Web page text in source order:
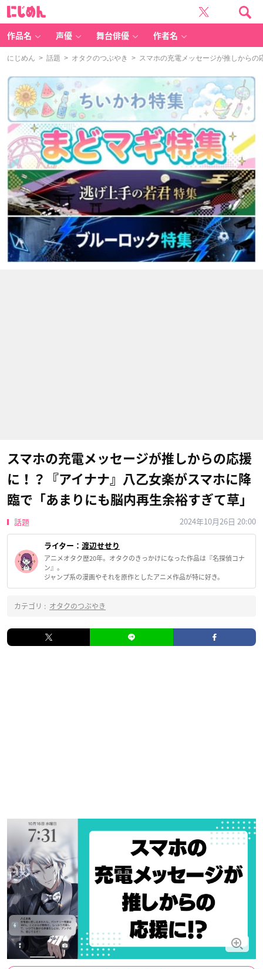
作品名 声優 舞台俳優 作者名
にじめん > 話題 > オタクのつぶやき > スマホの充電メッセージが推しからの
スマホの充電メッセージが推しからの応援
に！？『アイナナ』八乙女楽がスマホに降
臨で「あまりにも脳内再生余裕すぎて草」
話題 2024年10月26日 20:00
ライター： 渡辺せせり
アニメオタク歴20年。オタクのきっかけになった作品は『名探偵コナ
ン』。
ジャンプ系の漫画やそれを原作としたアニメ作品が特に好き。
カテゴリ : オタクのつぶやき